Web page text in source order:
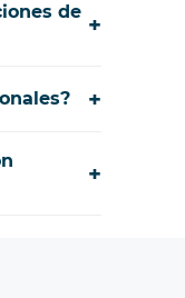
de +
+
+